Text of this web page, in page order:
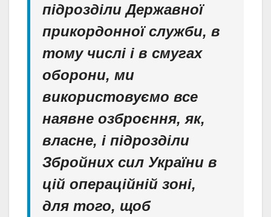
підрозділи Державної
прикордонної служби, в
тому числі і в смугах
оборони, ми
використовуємо все
наявне озброєння, як,
власне, і підрозділи
Збройних сил України в
цій операційній зоні,
для того, щоб